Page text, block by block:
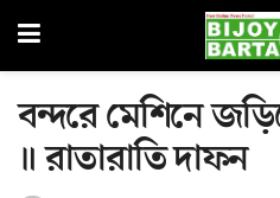
বন্দরে মেশিনে
॥ রাতারাতি দাফন